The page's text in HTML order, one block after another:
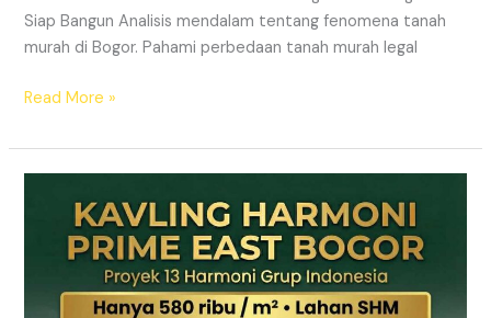
Siap Bangun Analisis mendalam tentang fenomena tanah
murah di Bogor. Pahami perbedaan tanah murah legal
Read More »
Hanjawong
Puncak
Bogor